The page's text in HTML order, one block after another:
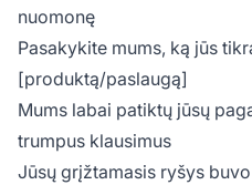
nuomonę
Pasakykite mums, ką jūs
[produktą/paslaugą]
Mums labai patiktų jūsų
trumpus klausimus
Jūsų grįžtamasis ryšys